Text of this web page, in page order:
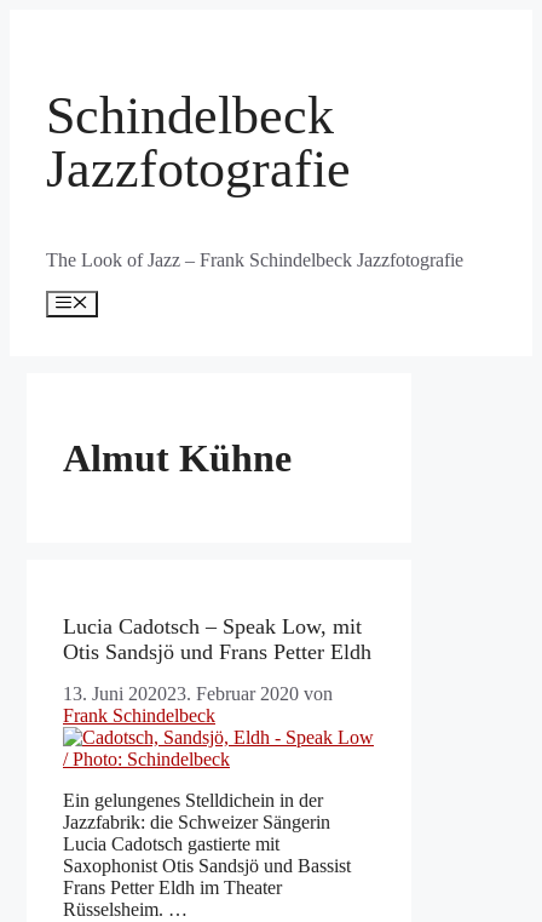
Schindelbeck
Jazzfotografie
The Look of Jazz – Frank Schindelbeck Jazzfotografie
Menü
Almut Kühne
Lucia Cadotsch – Speak Low, mit
Otis Sandsjö und Frans Petter Eldh
13. Juni 202023. Februar 2020 von
Frank Schindelbeck
Ein gelungenes Stelldichein in der
Jazzfabrik: die Schweizer Sängerin
Lucia Cadotsch gastierte mit
Saxophonist Otis Sandsjö und Bassist
Frans Petter Eldh im Theater
Rüsselsheim. …